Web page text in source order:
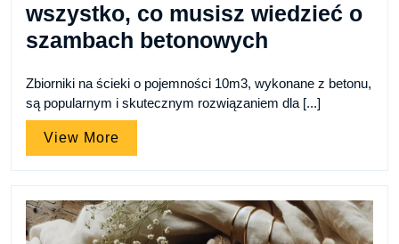
wszystko, co musisz wiedzieć o
szambach betonowych
Zbiorniki na ścieki o pojemności 10m3, wykonane z betonu,
są popularnym i skutecznym rozwiązaniem dla [...]
View More
More